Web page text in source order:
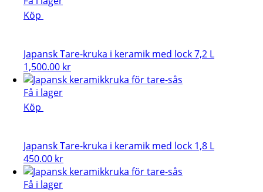
Köp
Japansk Tare-kruka i keramik med lock 7,2 L
1,500.00 kr
Få i lager
Köp
Japansk Tare-kruka i keramik med lock 1,8 L
450.00 kr
Få i lager